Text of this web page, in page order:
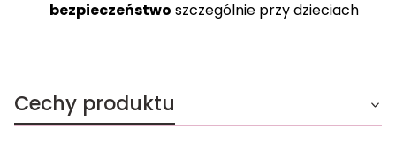
bezpieczeństwo szczególnie przy dzieciach
Cechy produktu